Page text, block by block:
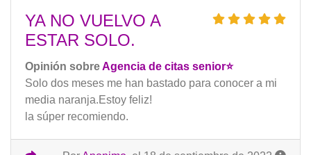
YA NO VUELVO A
ESTAR SOLO.
Opinión sobreAgencia de citas senior⭐️
Solo dos meses me han bastado para conocer a mi
media naranja.Estoy feliz!
la súper recomiendo.